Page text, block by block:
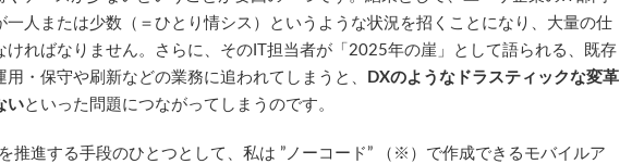
一人または少数（＝ひとり情シス）というような状況を招くことになり、大量の仕
ければなりません。さらに、そのIT担当者が「2025年の崖」として語られる、既存
用・保守や刷新などの業務に追われてしまうと、
DXのようなドラスティックな変革
いといった問題につながってしまうのです。
推進する手段のひとつとして、私は ”ノーコード” （※）で作成できるモバイルア